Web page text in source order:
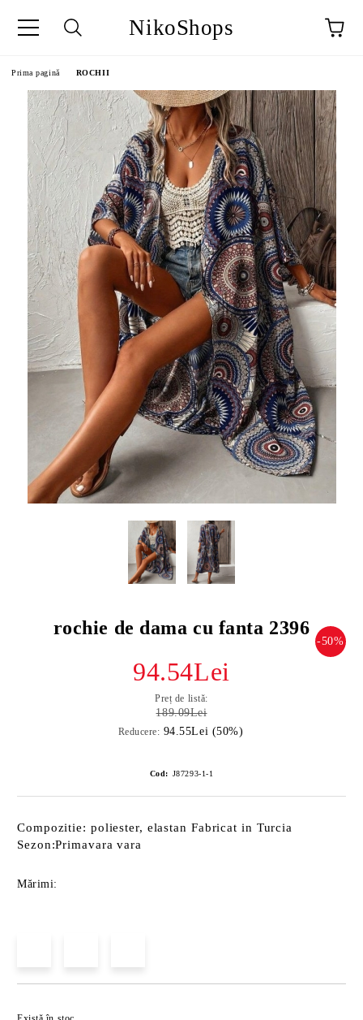
NikoShops
Prima pagină ROCHII
rochie de dama cu fanta 2396
-50%
94.54Lei
Preț de listă:
189.09Lei
Reducere: 94.55Lei (50%)
Cod: J87293-1-1
Compozitie: poliester, elastan Fabricat in Turcia
Sezon:Primavara vara
Mărimi: